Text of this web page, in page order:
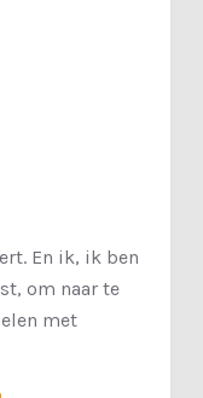
En ik, ik ben
om naar te
met